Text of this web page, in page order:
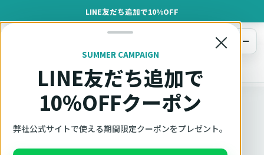
LINE友だち追加で10%OFF
×
SUMMER CAMPAIGN
LINE友だち追加で
10%OFFクーポン
弊社公式サイトで使える期間限定クーポンをプレゼント。
オットキャスト
メニュー
車種適合確認
車種適合確認
車種と年式で適合確認